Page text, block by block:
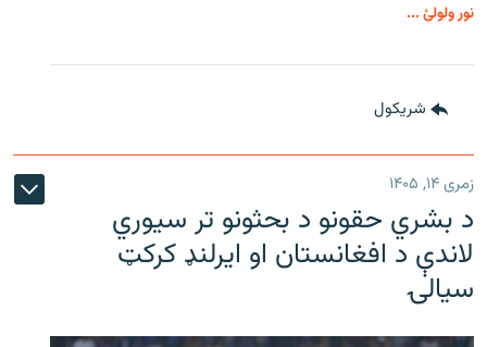
نور ولولئ ...
شريکول
زمری ۱۴, ۱۴۰۵
د بشري حقونو د بحثونو تر سیوري
لاندې د افغانستان او ایرلنډ کرکټ
سیالۍ